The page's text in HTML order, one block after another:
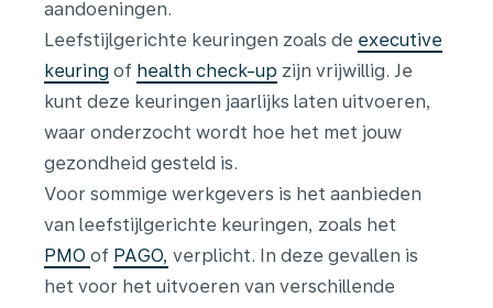
aandoeningen.
Leefstijlgerichte keuringen zoals de executive
keuring of health check-up zijn vrijwillig. Je
kunt deze keuringen jaarlijks laten uitvoeren,
waar onderzocht wordt hoe het met jouw
gezondheid gesteld is.
Voor sommige werkgevers is het aanbieden
van leefstijlgerichte keuringen, zoals het
PMO of PAGO, verplicht. In deze gevallen is
het voor het uitvoeren van verschillende